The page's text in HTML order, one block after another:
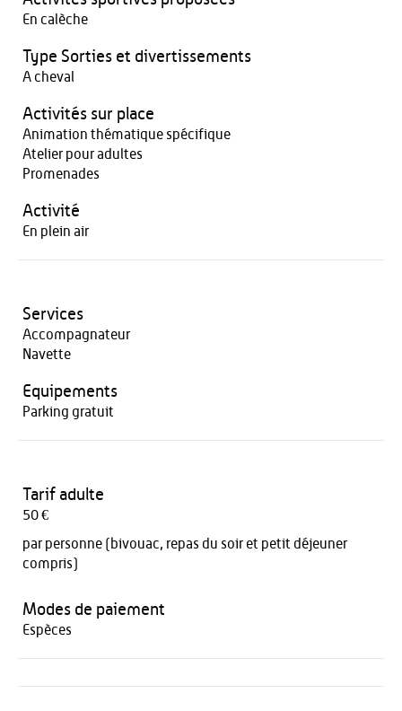
En calèche
Type Sorties et divertissements
A cheval
Activités sur place
Animation thématique spécifique
Atelier pour adultes
Promenades
Activité
En plein air
Services
Accompagnateur
Navette
Equipements
Parking gratuit
Tarif adulte
50 €
par personne (bivouac, repas du soir et petit déjeuner
compris)
Modes de paiement
Espèces